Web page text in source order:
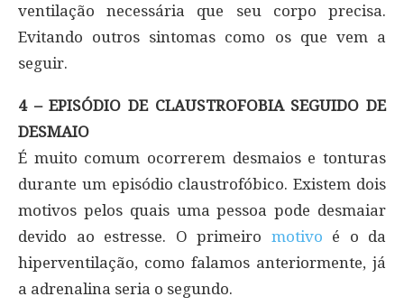
ventilação necessária que seu corpo precisa.
Evitando outros sintomas como os que vem a
seguir.
4 – EPISÓDIO DE CLAUSTROFOBIA SEGUIDO DE
DESMAIO
É muito comum ocorrerem desmaios e tonturas
durante um episódio claustrofóbico. Existem dois
motivos pelos quais uma pessoa pode desmaiar
devido ao estresse. O primeiro motivo é o da
hiperventilação, como falamos anteriormente, já
a adrenalina seria o segundo.